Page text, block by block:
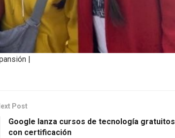
|
Post
Google lanza cursos de tecnología gratuitos
con certificación